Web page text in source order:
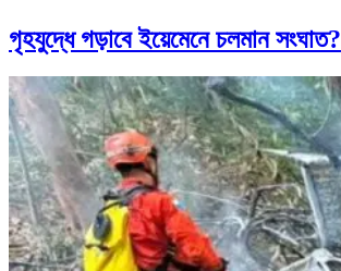
গৃহযুদ্ধে গড়াবে ইয়েমেনে চলমান সংঘাত?